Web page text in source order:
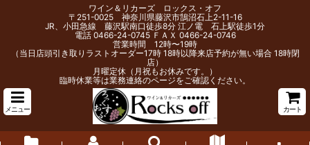
ワイン＆リカーズ ロックス・オフ
〒251-0025 神奈川県藤沢市鵠沼石上2-11-16
JR、小田急線 藤沢駅南口徒歩8分 江ノ電 石上駅徒歩1分
電話 0466-24-0745 ＦＡＸ 0466-24-0746
営業時間 12時〜19時
（当日店頭引き取りラストオーダー17時 18時以降来店予約が無い場合 18時閉
店）
月曜定休（月祝もお休みです。）
臨時休業等は業務連絡のページをご確認ください。
メニュー カート